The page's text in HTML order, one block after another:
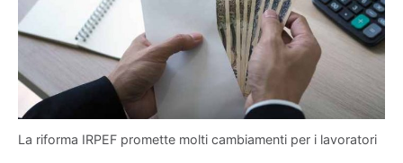
La riforma IRPEF promette molti cambiamenti per i lavoratori